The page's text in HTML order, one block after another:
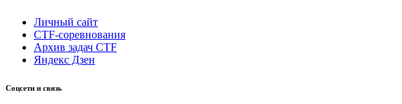
Личный сайт
CTF-соревнования
Архив задач CTF
Яндекс Дзен
Соцсети и связь